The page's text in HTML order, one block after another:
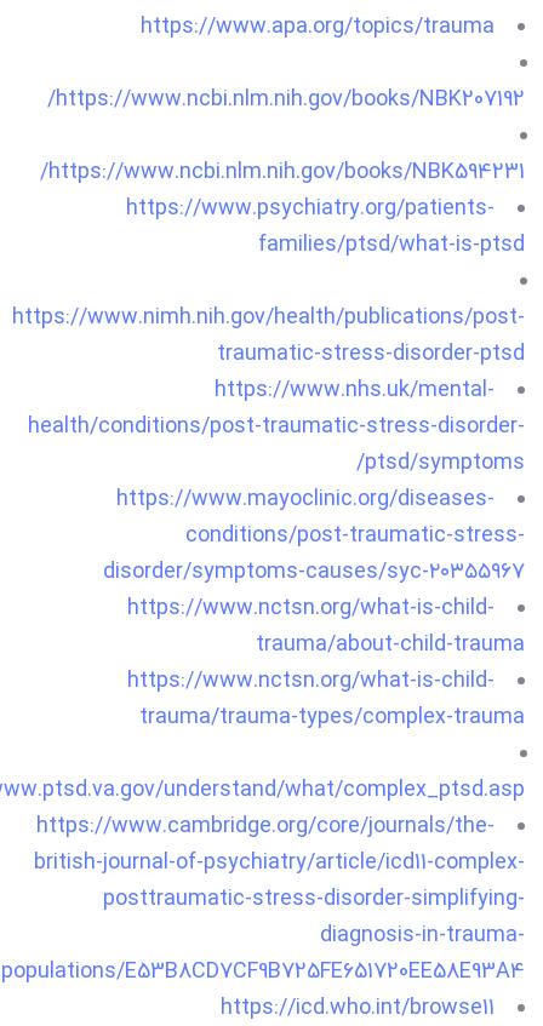
https://www.apa.org/topics/trauma
https://www.ncbi.nlm.nih.gov/books/NBK207192/
https://www.ncbi.nlm.nih.gov/books/NBK594231/
https://www.psychiatry.org/patients-
families/ptsd/what-is-ptsd
https://www.nimh.nih.gov/health/publications/post-
traumatic-stress-disorder-ptsd
https://www.nhs.uk/mental-
health/conditions/post-traumatic-stress-disorder-
ptsd/symptoms/
https://www.mayoclinic.org/diseases-
conditions/post-traumatic-stress-
disorder/symptoms-causes/syc-۲۰۳۵۵۹۶۷
https://www.nctsn.org/what-is-child-
trauma/about-child-trauma
https://www.nctsn.org/what-is-child-
trauma/trauma-types/complex-trauma
understand/what/complex_ptsd.asp
https://www.cambridge.org/core/journals/the-
british-journal-of-psychiatry/article/icd11-complex-
posttraumatic-stress-disorder-simplifying-
diagnosis-in-trauma-
populations/E53B8CD7CF9B725FE651720EE58E93A4
https://icd.who.int/browse11